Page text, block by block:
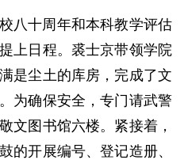
八十周年和本科教学评估
上日程。裘士京带领学院
是尘土的库房，完成了文
为确保安全，专门请武警
文图书馆六楼。紧接着，
的开展编号、登记造册、